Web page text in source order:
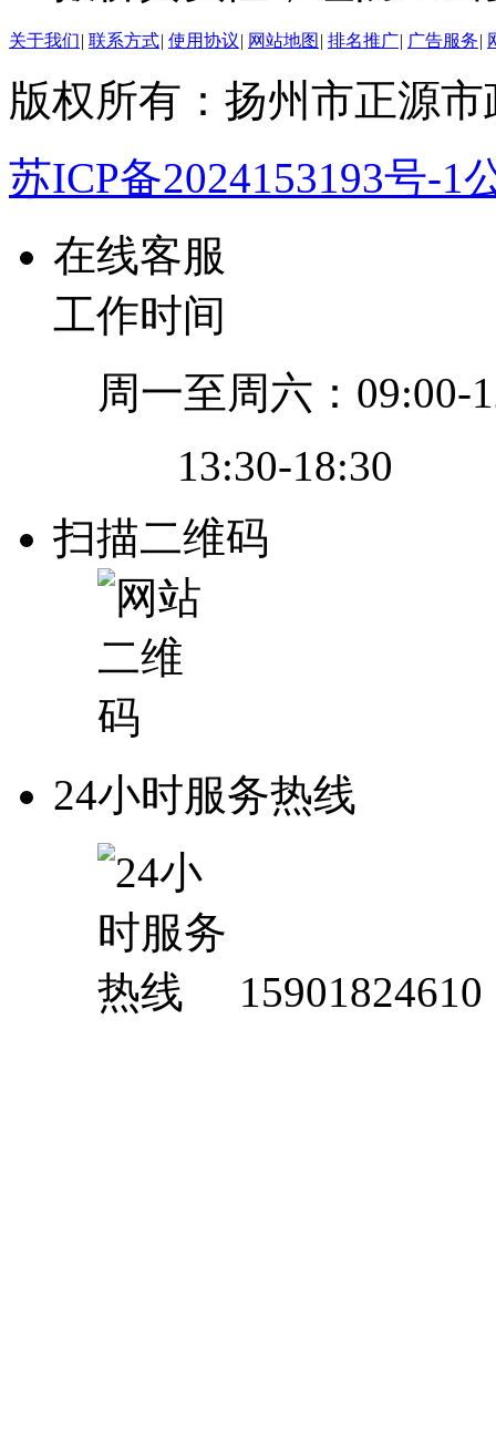
关于我们| 联系方式| 使用协议| 网站地图 | 排名推广| 广告服务|
版权所有：扬州市正源
苏ICP备2024153193号-1
在线客服
工作时间
周一至周六：09:00-
13:30-18:30
扫描二维码
24小时服务热线
15901824610